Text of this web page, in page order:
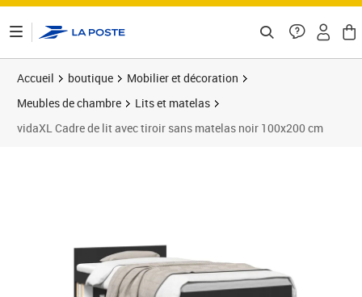
Accueil boutique
Mobilier et décoration
Meubles de chambre
Lits et matelas
vidaXL Cadre de lit avec tiroir sans matelas noir 100x200 cm